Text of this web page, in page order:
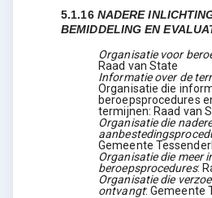
5.1.16 NADERE
BEMIDDELING EN
Organisatie voor
Raad van State
Informatie over de
Organisatie die
beroepsprocedures
termijnen: Raad van
Organisatie die
Gemeente
Organisatie die meer
beroepsprocedures:
Organisatie die
ontvangt:Gemeente